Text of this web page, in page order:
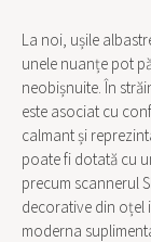
La noi, ușile
unele nuanțe pot
neobișnuite. În
este asociat cu
calmant și
poate fi dotată cu
precum scannerul
decorative din oțel
moderna